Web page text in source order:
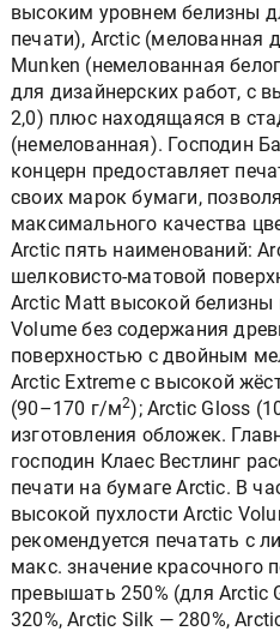
высоким уровнем белизны
печати), Arctic (мелованная
Munken (немелованная
для дизайнерских работ, с
2,0) плюс находящаяся в
(немелованная). Господин
концерн предоставляет
своих марок бумаги,
максимального качества
Arctic пять наименований:
шелковисто-матовой
Arctic Matt высокой белизны
Volume без содержания
поверхностью с двойным
Arctic Extreme с высокой
(90–170 г/м2); Arctic Gloss
изготовления обложек.
господин Клаес Вестлинг
печати на бумаге Arctic. В
высокой пухлости Arctic
рекомендуется печатать с
макс. значение красочного
превышать 250% (для Arctic
320%, Arctic Silk — 280%,